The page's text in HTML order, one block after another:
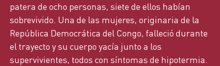
patera de ocho personas, siete de ellos habían
sobrevivido. Una de las mujeres, originaria de la
República Democrática del Congo, falleció durante
el trayecto y su cuerpo yacía junto a los
supervivientes, todos con síntomas de hipotermia.